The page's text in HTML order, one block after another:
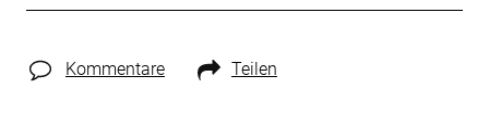
Kommentare Teilen